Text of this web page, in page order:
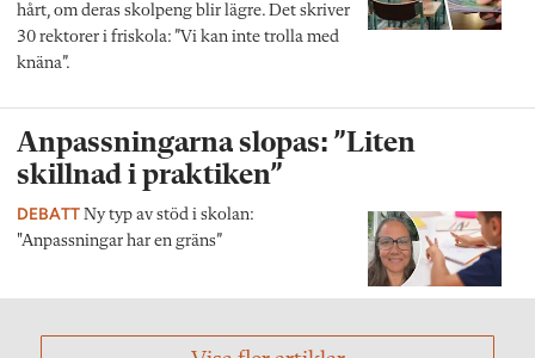
hårt, om deras skolpeng blir lägre. Det skriver
30 rektorer i friskola: ”Vi kan inte trolla med
knäna”.
Anpassningarna slopas: ”Liten
skillnad i praktiken”
DEBATT Ny typ av stöd i skolan:
"Anpassningar har en gräns”